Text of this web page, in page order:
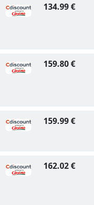
134.99 €
159.80 €
159.99 €
162.02 €